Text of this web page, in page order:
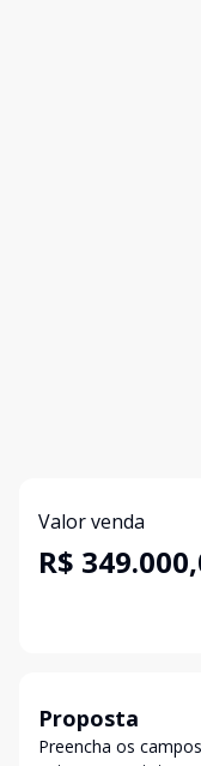
Valor venda
R$
Proposta
Preencha os